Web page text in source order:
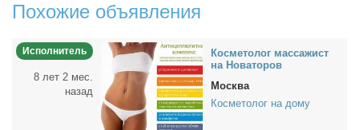
Похожие объявления
Исполнитель
8 лет 2 мес.
назад
Кос­ме­то­лог мас­са­жист
на Но­ва­то­ров
Москва
Косметолог на дому